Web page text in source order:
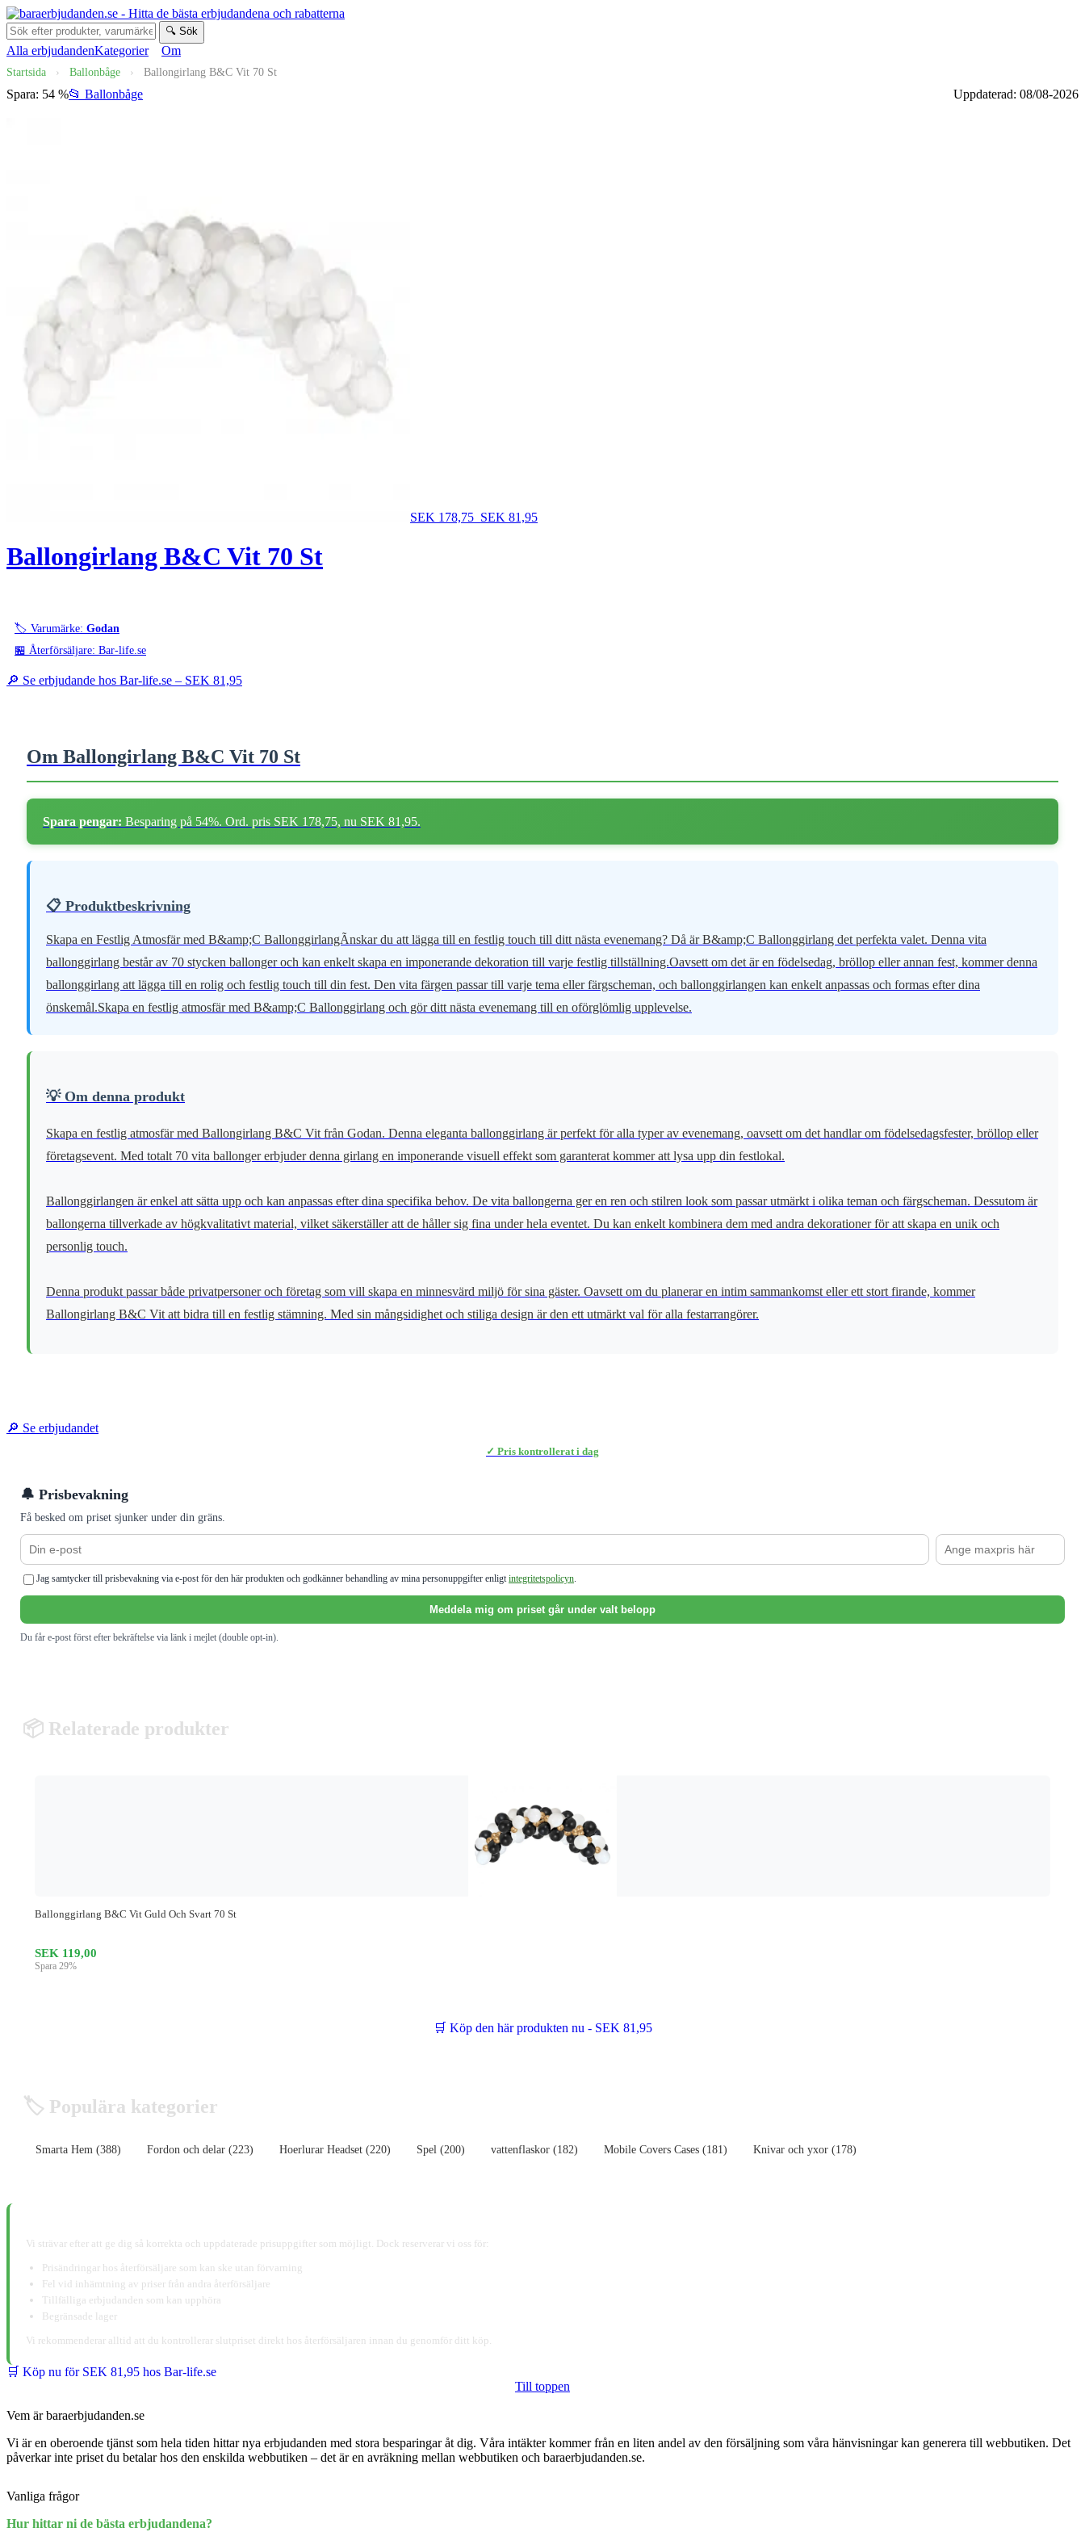
🔍 Sök
Alla erbjudandenKategorier Om
Startsida › Ballonbåge › Ballongirlang B&C Vit 70 St
Spara: 54 %📂 Ballonbåge Uppdaterad: 08/08-2026
SEK 178,75 SEK 81,95
Ballongirlang B&C Vit 70 St
🏷️ Varumärke: Godan
🏪 Återförsäljare: Bar-life.se
🔎 Se erbjudande hos Bar-life.se – SEK 81,95
Om Ballongirlang B&C Vit 70 St
Spara pengar: Besparing på 54%. Ord. pris SEK 178,75, nu SEK 81,95.
📋 Produktbeskrivning
Skapa en Festlig Atmosfär med B&amp;C BallonggirlangÃnskar du att lägga till en festlig touch till ditt nästa evenemang? Då är B&amp;C Ballonggirlang det perfekta valet. Denna vita
ballonggirlang består av 70 stycken ballonger och kan enkelt skapa en imponerande dekoration till varje festlig tillställning.Oavsett om det är en födelsedag, bröllop eller annan fest, kommer denna
ballonggirlang att lägga till en rolig och festlig touch till din fest. Den vita färgen passar till varje tema eller färgscheman, och ballonggirlangen kan enkelt anpassas och formas efter dina
önskemål.Skapa en festlig atmosfär med B&amp;C Ballonggirlang och gör ditt nästa evenemang till en oförglömlig upplevelse.
💡 Om denna produkt
Skapa en festlig atmosfär med Ballongirlang B&C Vit från Godan. Denna eleganta ballonggirlang är perfekt för alla typer av evenemang, oavsett om det handlar om födelsedagsfester, bröllop eller
företagsevent. Med totalt 70 vita ballonger erbjuder denna girlang en imponerande visuell effekt som garanterat kommer att lysa upp din festlokal.
Ballonggirlangen är enkel att sätta upp och kan anpassas efter dina specifika behov. De vita ballongerna ger en ren och stilren look som passar utmärkt i olika teman och färgscheman. Dessutom är
ballongerna tillverkade av högkvalitativt material, vilket säkerställer att de håller sig fina under hela eventet. Du kan enkelt kombinera dem med andra dekorationer för att skapa en unik och
personlig touch.
Denna produkt passar både privatpersoner och företag som vill skapa en minnesvärd miljö för sina gäster. Oavsett om du planerar en intim sammankomst eller ett stort firande, kommer
Ballongirlang B&C Vit att bidra till en festlig stämning. Med sin mångsidighet och stiliga design är den ett utmärkt val för alla festarrangörer.
🔎 Se erbjudandet
✓ Pris kontrollerat i dag
🔔 Prisbevakning
Få besked om priset sjunker under din gräns.
Jag samtycker till prisbevakning via e-post för den här produkten och godkänner behandling av mina personuppgifter enligt integritetspolicyn
Meddela mig om priset går under valt belopp
Du får e-post först efter bekräftelse via länk i mejlet (double opt-in).
📦 Relaterade produkter
Ballonggirlang B&C Vit Guld Och Svart 70 St
SEK 119,00
Spara 29%
🛒 Köp den här produkten nu - SEK 81,95
🏷️ Populära kategorier
Smarta Hem (388) Fordon och delar (223) Hoerlurar Headset (220) Spel (200) vattenflaskor (182) Mobile Covers Cases (181) Knivar och yxor (178)
Vi strävar efter att ge dig så korrekta och uppdaterade prisuppgifter som möjligt. Dock reserverar vi oss för:
Prisändringar hos återförsäljare som kan ske utan förvarning
Fel vid inhämtning av priser från andra återförsäljare
Tillfälliga erbjudanden som kan upphöra
Begränsade lager
Vi rekommenderar alltid att du kontrollerar slutpriset direkt hos återförsäljaren innan du genomför ditt köp.
🛒 Köp nu för SEK 81,95 hos Bar-life.se
Till toppen
Vem är baraerbjudanden.se
Vi är en oberoende tjänst som hela tiden hittar nya erbjudanden med stora besparingar åt dig. Våra intäkter kommer från en liten andel av den försäljning som våra hänvisningar kan generera till webbutiken. Det
påverkar inte priset du betalar hos den enskilda webbutiken – det är en avräkning mellan webbutiken och baraerbjudanden.se.
Vanliga frågor
Hur hittar ni de bästa erbjudandena?